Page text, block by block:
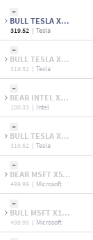
BULL TESLA X...
319.52 | Tesla
BULL TESLA X...
319.52 | Tesla
BEAR INTEL X...
100.33 | Intel
BULL TESLA X...
319.52 | Tesla
BEAR MSFT X5...
499.99 | Microsoft
BULL MSFT X1...
499.99 | Microsoft